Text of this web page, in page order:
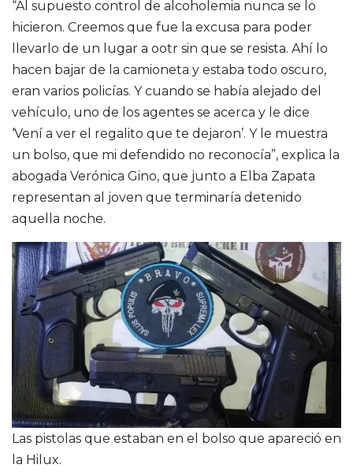
“Al supuesto control de alcoholemia nunca se lo
hicieron. Creemos que fue la excusa para poder
llevarlo de un lugar a ootr sin que se resista. Ahí lo
hacen bajar de la camioneta y estaba todo oscuro,
eran varios policías. Y cuando se había alejado del
vehículo, uno de los agentes se acerca y le dice
‘Vení a ver el regalito que te dejaron’. Y le muestra
un bolso, que mi defendido no reconocía”, explica la
abogada Verónica Gino, que junto a Elba Zapata
representan al joven que terminaría detenido
aquella noche.
Las pistolas que estaban en el bolso que apareció en
la Hilux.